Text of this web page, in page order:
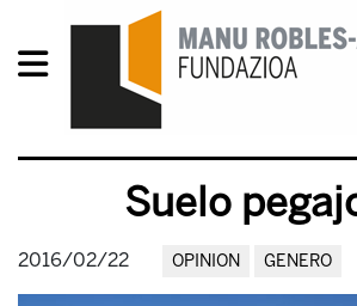
Suelo
2016/02/22 OPINION GENERO